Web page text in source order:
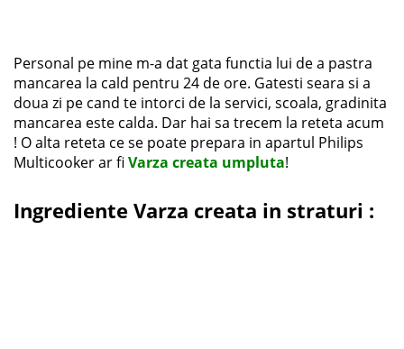
Personal pe mine m-a dat gata functia lui de a pastra
mancarea la cald pentru 24 de ore. Gatesti seara si a
doua zi pe cand te intorci de la servici, scoala, gradinita
mancarea este calda. Dar hai sa trecem la reteta acum
! O alta reteta ce se poate prepara in apartul Philips
Multicooker ar fiVarza creata umpluta!
Ingrediente Varza creata in straturi :